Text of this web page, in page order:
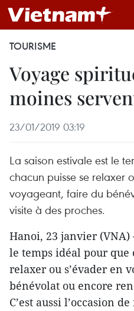
TOURISME
Voyage
moines
23/01/2019 03:19
La saison estivale est le
chacun puisse se relaxer
voyageant, faire du
visite à des proches.
Hanoi, 23 janvier (VNA)
le temps idéal pour que
relaxer ou s’évader en
bénévolat ou encore
C’est aussi l’occasion